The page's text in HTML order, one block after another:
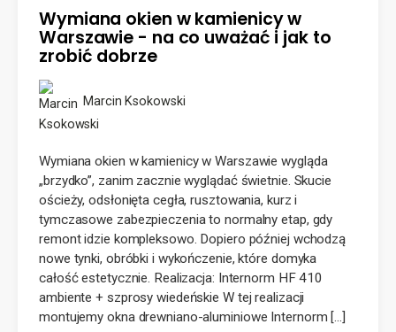
Wymiana okien w kamienicy w
Warszawie - na co uważać i jak to
zrobić dobrze
Marcin Ksokowski
Wymiana okien w kamienicy w Warszawie wygląda
„brzydko”, zanim zacznie wyglądać świetnie. Skucie
ościeży, odsłonięta cegła, rusztowania, kurz i
tymczasowe zabezpieczenia to normalny etap, gdy
remont idzie kompleksowo. Dopiero później wchodzą
nowe tynki, obróbki i wykończenie, które domyka
całość estetycznie. Realizacja: Internorm HF 410
ambiente + szprosy wiedeńskie W tej realizacji
montujemy okna drewniano-aluminiowe Internorm […]